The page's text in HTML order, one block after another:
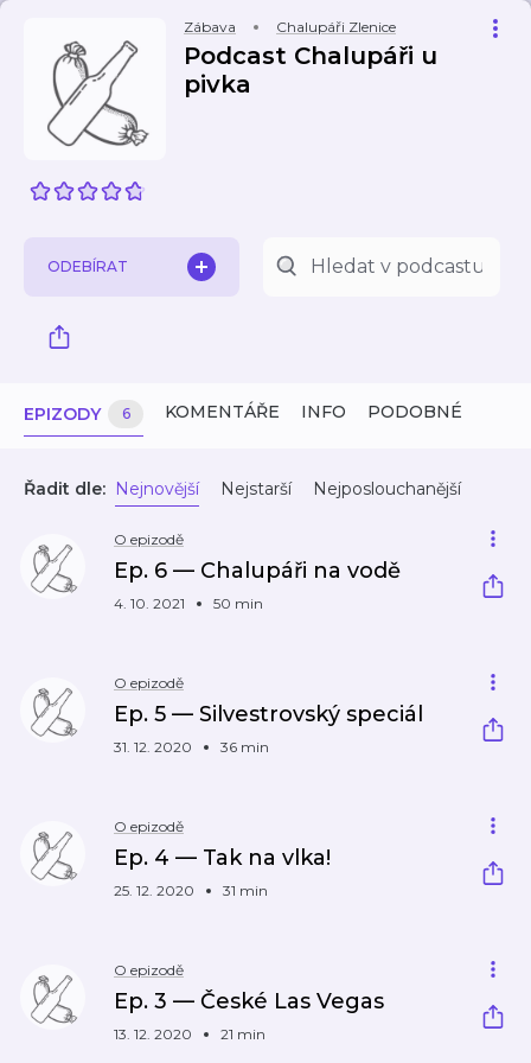
Zábava Chalupáři Zlenice
Podcast Chalupáři u
pivka
ODEBÍRAT
EPIZODY 6 KOMENTÁŘE INFO PODOBNÉ
Řadit dle: Nejnovější Nejstarší Nejposlouchanější
O epizodě
Ep. 6 — Chalupáři na vodě
4. 10. 2021 50 min
O epizodě
Ep. 5 — Silvestrovský speciál
31. 12. 2020 36 min
O epizodě
Ep. 4 — Tak na vlka!
25. 12. 2020 31 min
O epizodě
Ep. 3 — České Las Vegas
13. 12. 2020 21 min